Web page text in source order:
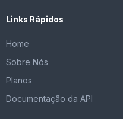
Links Rápidos
Home
Sobre Nós
Planos
Documentação da API